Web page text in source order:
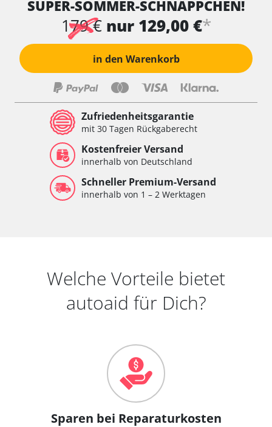
SUPER-SOMMER-SCHNÄPPCHEN!
179 € nur 129,00 €*
in den Warenkorb
Zufriedenheitsgarantie
mit 30 Tagen Rückgaberecht
Kostenfreier Versand
innerhalb von Deutschland
Schneller Premium-Versand
innerhalb von 1 – 2 Werktagen
Welche Vorteile bietet
autoaid für Dich?
Sparen bei Reparaturkosten